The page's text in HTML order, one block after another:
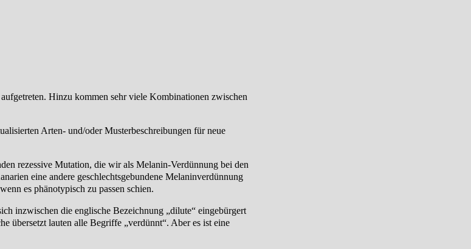
Hinzu kommen sehr viele Kombinationen zwischen
Arten- und/oder Musterbeschreibungen für neue
rezessive Mutation, die wir als Melanin-Verdünnung bei den
eine andere geschlechtsgebundene Melaninverdünnung
es phänotypisch zu passen schien.
inzwischen die englische Bezeichnung „dilute“ eingebürgert
übersetzt lauten alle Begriffe „verdünnt“. Aber es ist eine